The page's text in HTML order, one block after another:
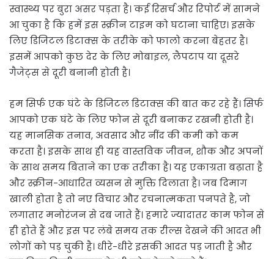
स्वास्थ्य पर बुरा असर पड़ता है। कई रिसर्च और रिपोर्ट में सामने
आ चुका है कि हमें इस स्क्रीन टाइम को घटाना चाहिए। इसके
लिए डिजिटल डिटाक्स के तरीके को फालो करना बेहतर है।
इसमें आपको कुछ देर के लिए मोबाइल, लैपटाप या दूसरे
गैजेट्स से दूरी बनानी होती है।
हम सिर्फ एक घंटे के डिजिटल डिटाक्स की बात कर रहे हैं। सिर्फ
आपको एक घंटे के लिए फोन से दूरी बनाकर रखनी होती है।
यह मानसिक तनाव, अवसाद और नींद की कमी को कम
करता है। इसके साथ ही यह वास्तविक जीवन, शौक और अपनों
के साथ समय बिताने का एक तरीका है। यह एकाग्रता बढ़ाता है
और स्क्रीन-आधारित व्यसन से मुक्ति दिलाता है। जब दिमाग
खाली होता है तो नए विचार और रचनात्मकता पनपते है, जो
लगातार मनोरंजन से दब जाते हैं। हमारे ज्यादातर काम फोन से
ही होते हैं और इस पर लंबे समय तक रील्स देखने की आदत भी
लोगों को पड़ चुकी है। धीरे-धीरे इसकी आदत पड़ जाती है और